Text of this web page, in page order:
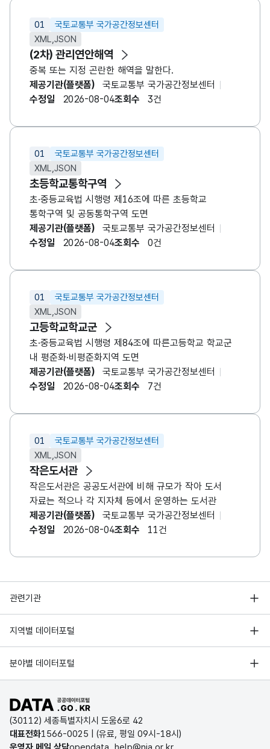
01
국토교통부 국가공간정보센터
XML,JSON
(2차) 관리연안해역
중복 또는 지정 곤란한 해역을 말한다.
제공기관(플랫폼)
국토교통부 국가공간정보센터
수정일
2026-08-04조회수 3건
01
국토교통부 국가공간정보센터
XML,JSON
초등학교통학구역
초·중등교육법 시행령 제16조에 따른 초등학교
통학구역 및 공동통학구역 도면
제공기관(플랫폼)
국토교통부 국가공간정보센터
수정일
2026-08-04조회수 0건
01
국토교통부 국가공간정보센터
XML,JSON
고등학교학교군
초·중등교육법 시행령 제84조에 따른고등학교 학교군
내 평준화·비평준화지역 도면
제공기관(플랫폼)
국토교통부 국가공간정보센터
수정일
2026-08-04조회수 7건
01
국토교통부 국가공간정보센터
XML,JSON
작은도서관
작은도서관은 공공도서관에 비해 규모가 작아 도서
자료는 적으나 각 지자체 등에서 운영하는 도서관
제공기관(플랫폼)
국토교통부 국가공간정보센터
수정일
2026-08-04조회수 11건
관련기관
행정안전부
한국지능정보사회진흥원
국가정보자원관리원
지역별 데이터포털
서울 열린데이터광장
경기데이터드림
D-데이터허브
인천데이터포털
울산광역시 데이터포털
분야별 데이터포털
기상자료개방포털
국토교통부 공간정보오픈플랫폼
환경부 환경데이터포털
문화데이터광장
공공데이터포털 바로가기
(30112) 세종특별자치시 도움6로 42
대표전화1566-0025 | (유료, 평일 09시-18시)